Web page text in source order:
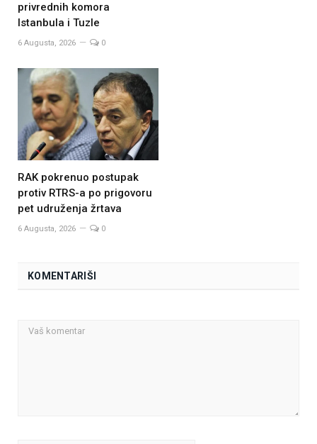
privrednih komora
Istanbula i Tuzle
6 Augusta, 2026 0
RAK pokrenuo postupak
protiv RTRS-a po prigovoru
pet udruženja žrtava
6 Augusta, 2026 0
KOMENTARIŠI